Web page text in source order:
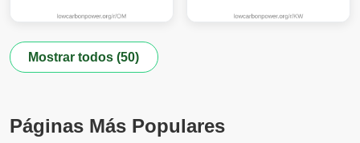
Mostrar todos (50)
Páginas Más Populares